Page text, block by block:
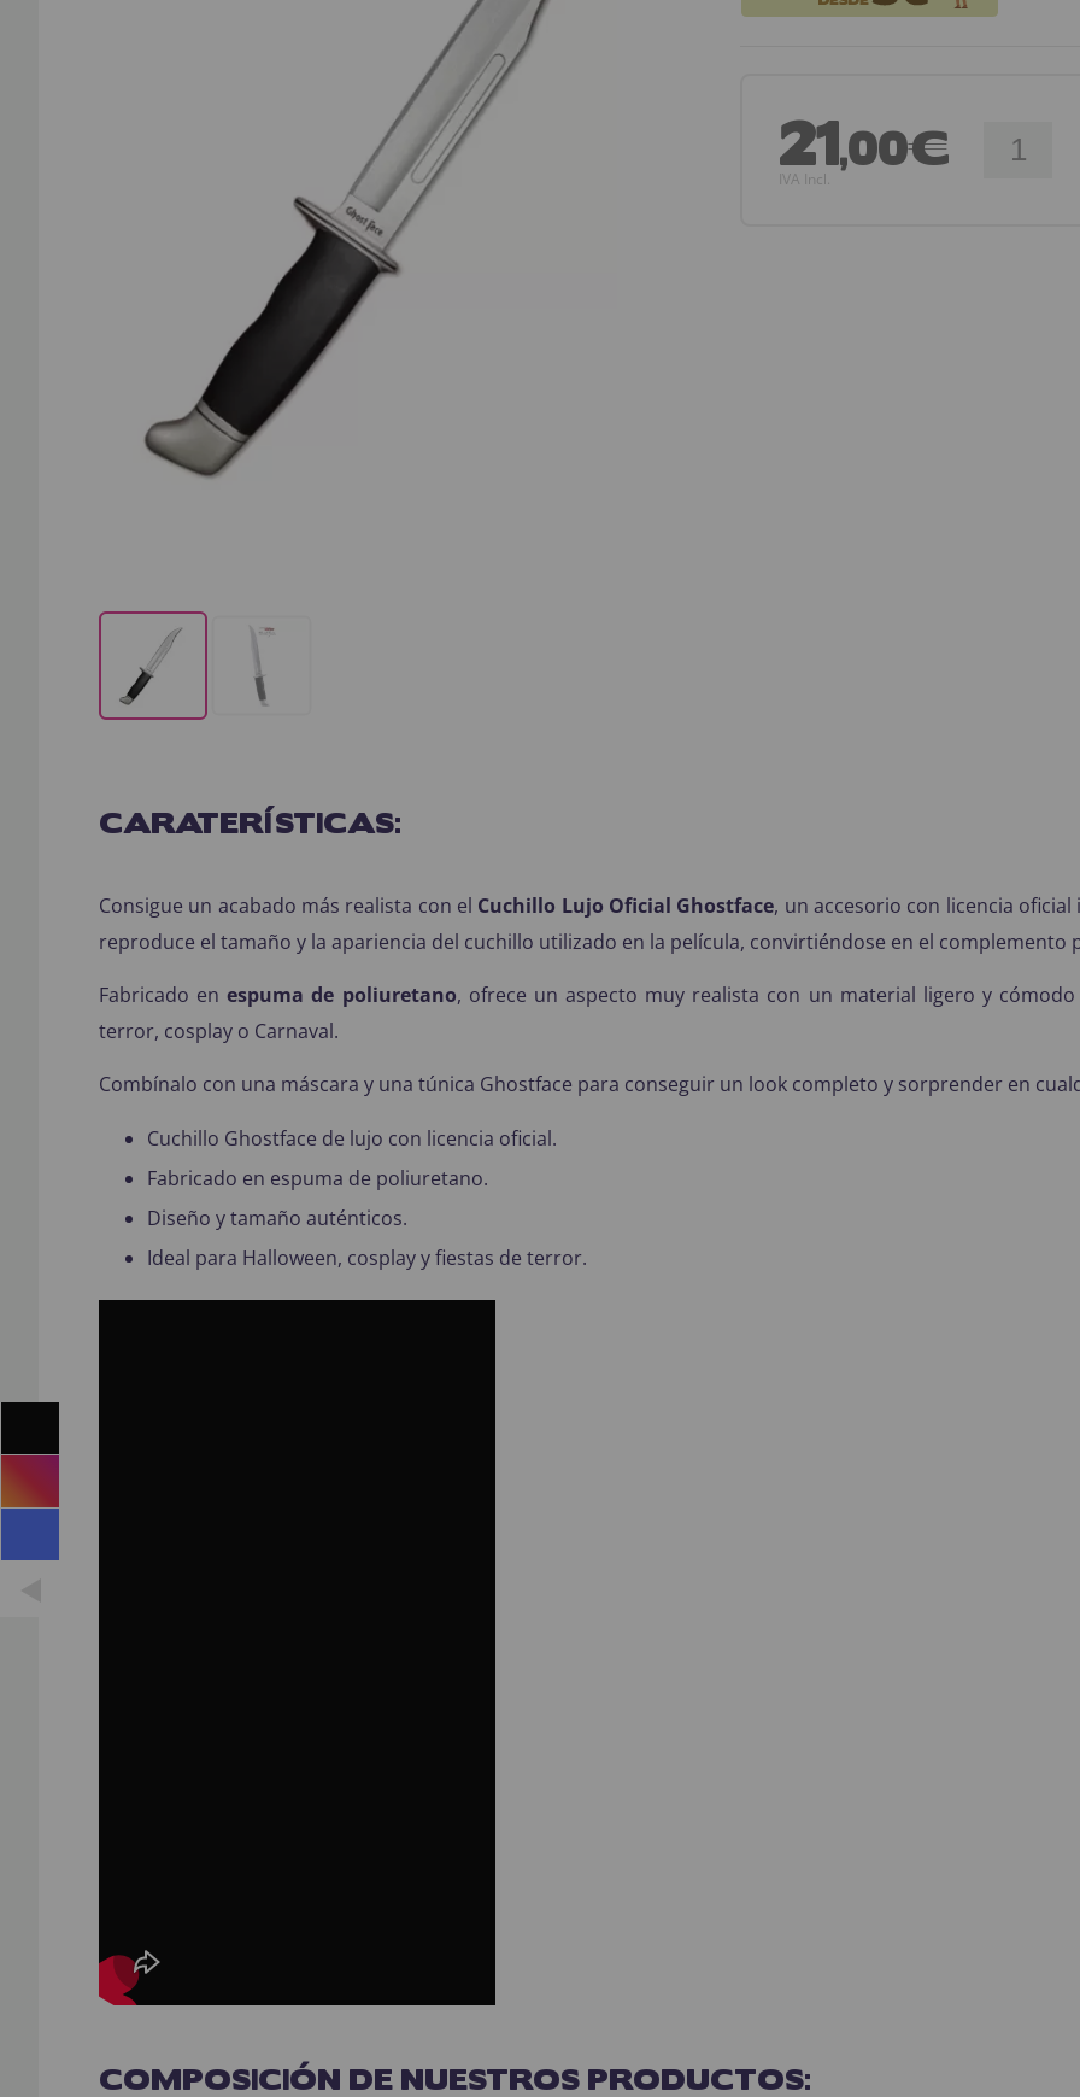
21,00€
IVA Incl.
CARATERÍSTICAS:
Consigue un acabado más realista con el Cuchillo Lujo Oficial Ghostface, un accesorio con licencia
reproduce el tamaño y la apariencia del cuchillo utilizado en la película, convirtiéndose en el complemento
Fabricado enespuma de poliuretano, ofrece un aspecto muy realista con un material ligero y
terror, cosplay o Carnaval.
Combínalo con una máscara y una túnica Ghostface para conseguir un look completo y sorprender en
Cuchillo Ghostface de lujo con licencia oficial.
Fabricado en espuma de poliuretano.
Diseño y tamaño auténticos.
Ideal para Halloween, cosplay y fiestas de terror.
COMPOSICIÓN DE NUESTROS PRODUCTOS: